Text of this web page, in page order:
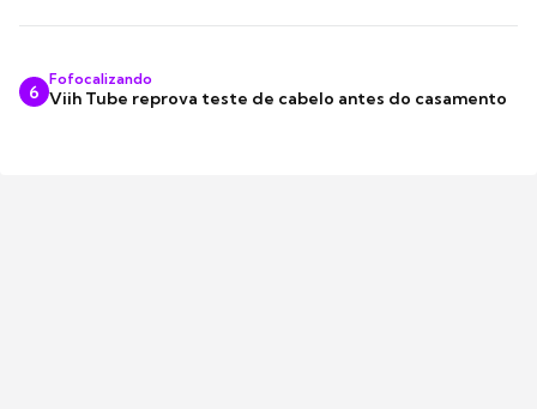
6
Fofocalizando
Viih Tube reprova teste de cabelo antes do casamento